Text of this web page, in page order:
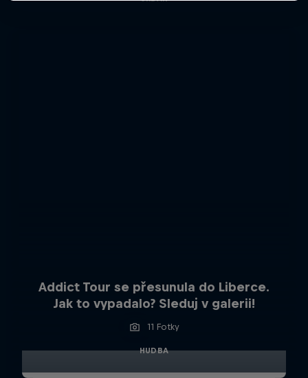
Addict Tour se přesunula do Liberce.
Jak to vypadalo? Sleduj v galerii!
11 Fotky
HUDBA